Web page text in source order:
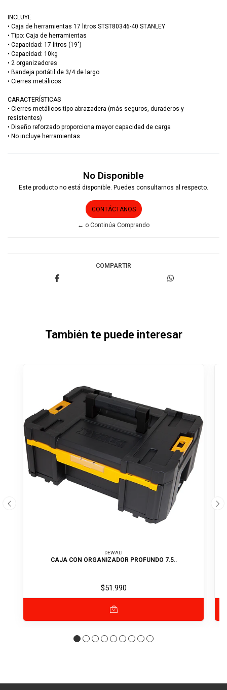
INCLUYE
• Caja de herramientas 17 litros STST80346-40 STANLEY
• Tipo: Caja de herramientas
• Capacidad: 17 litros (19")
• Capacidad: 10kg
• 2 organizadores
• Bandeja portátil de 3/4 de largo
• Cierres metálicos
CARACTERÍSTICAS
• Cierres metálicos tipo abrazadera (más seguros, duraderos y
resistentes)
• Diseño reforzado proporciona mayor capacidad de carga
• No incluye herramientas
No Disponible
Este producto no está disponible. Puedes consultarnos al respecto.
CONTÁCTANOS
← o Continúa Comprando
COMPARTIR
También te puede interesar
DEWALT
CAJA CON ORGANIZADOR PROFUNDO 7.5..
$51.990